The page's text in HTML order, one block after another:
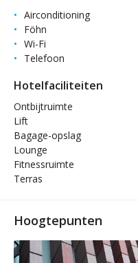
Airconditioning
Föhn
Wi-Fi
Telefoon
Hotelfaciliteiten
Ontbijtruimte
Lift
Bagage-opslag
Lounge
Fitnessruimte
Terras
Hoogtepunten